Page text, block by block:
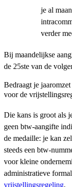
je al
verder
Bij maandelijkse
de 25ste van de
Bedraagt je
voor de
Die kans is groot als
geen btw-aangifte
de medaille: je kan
steeds een btw-
voor kleine
administratieve
vrijstellingsregeling.